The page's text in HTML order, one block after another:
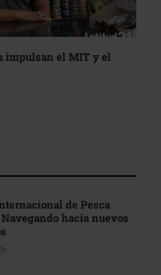
impulsan el MIT y el
de Pesca
hacia nuevos